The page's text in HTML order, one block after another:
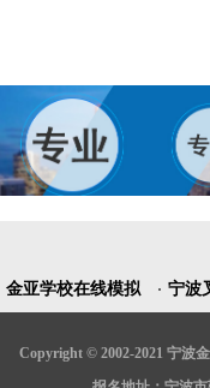
金亚学校在线模拟 宁波
Copyright © 2002-2021 宁波